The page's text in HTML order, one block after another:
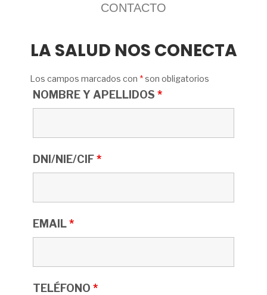
CONTACTO
LA SALUD NOS CONECTA
Los campos marcados con *son obligatorios
NOMBRE Y APELLIDOS *
DNI/NIE/CIF*
EMAIL*
TELÉFONO *